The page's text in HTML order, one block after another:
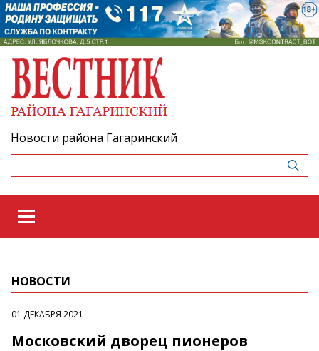
Новости района Гагаринский
НОВОСТИ
01 ДЕКАБРЯ 2021
Московский дворец пионеров